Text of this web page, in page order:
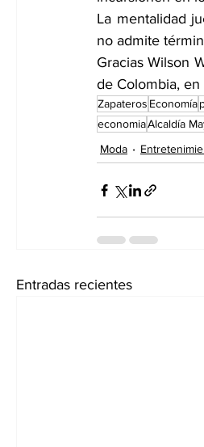
La mentalidad
no admite
Gracias Wilson
de Colombia, en
Zapateros Economía
economiaAlcaldía
Moda
Entradas recientes